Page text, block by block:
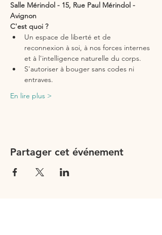
Salle Mérindol - 15, Rue Paul Mérindol -
Avignon
C'est quoi ?
Un espace de liberté et de
reconnexion à soi, à nos forces internes
et à l'intelligence naturelle du corps.
S'autoriser à bouger sans codes ni
entraves.
En lire plus >
Partager cet événement